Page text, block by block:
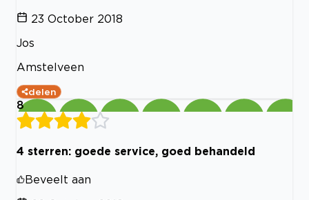
23 October 2018
Jos
Amstelveen
delen
8
4 sterren: goede service, goed behandeld
Beveelt aan